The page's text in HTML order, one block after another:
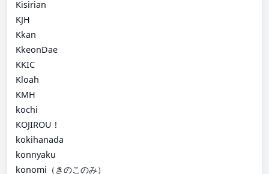
Kisirian
KJH
Kkan
KkeonDae
KKIC
Kloah
KMH
kochi
KOJIROU！
kokihanada
konnyaku
konomi（きのこのみ）